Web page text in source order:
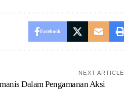
Facebook
NEXT ARTICLE
Dalam Pengamanan Aksi